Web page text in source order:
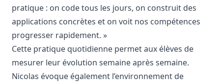
pratique : on code tous les jours, on construit des
applications concrètes et on voit nos compétences
progresser rapidement. »
Cette pratique quotidienne permet aux élèves de
mesurer leur évolution semaine après semaine.
Nicolas évoque également l’environnement de